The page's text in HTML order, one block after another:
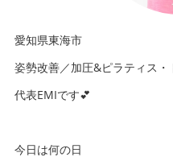
愛知県東海市
姿勢改善／加圧&ピラティス
代表EMIです💕
今日は何の日